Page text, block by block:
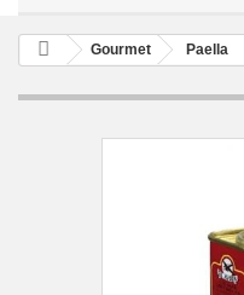
Gourmet Paella